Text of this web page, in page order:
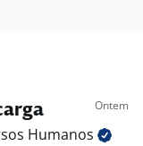
Ontem
Humanos